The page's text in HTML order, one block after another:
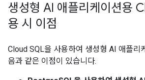
생성형 AI 애플리케이션용
용 시 이점
Cloud SQL을 사용하여 생성형 AI 애플리
음과 같은 이점이 있습니다.